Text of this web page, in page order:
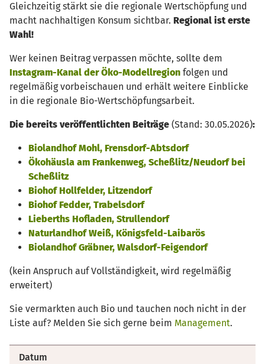
Gleichzeitig stärkt sie die regionale Wertschöpfung und
macht nachhaltigen Konsum sichtbar. Regional ist erste
Wahl!
Wer keinen Beitrag verpassen möchte, sollte dem
Instagram-Kanal der Öko-Modellregion folgen und
regelmäßig vorbeischauen und erhält weitere Einblicke
in die regionale Bio-Wertschöpfungsarbeit.
Die bereits veröffentlichten Beiträge (Stand: 30.05.2026):
Biolandhof Mohl, Frensdorf-Abtsdorf
Ökohäusla am Frankenweg, Scheßlitz/Neudorf bei
Scheßlitz
Biohof Hollfelder, Litzendorf
Biohof Fedder, Trabelsdorf
Lieberths Hofladen, Strullendorf
Naturlandhof Weiß, Königsfeld-Laibarös
Biolandhof Gräbner, Walsdorf-Feigendorf
(kein Anspruch auf Vollständigkeit, wird regelmäßig
erweitert)
Sie vermarkten auch Bio und tauchen noch nicht in der
Liste auf? Melden Sie sich gerne beim Management.
Datum